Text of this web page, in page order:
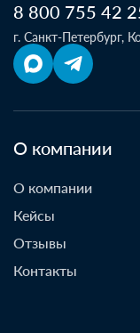
8 800 755 42
г. Санкт-Петербург,
О компании
О компании
Кейсы
Отзывы
Контакты